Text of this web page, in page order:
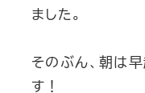
ました。
そのぶん、朝は
す！